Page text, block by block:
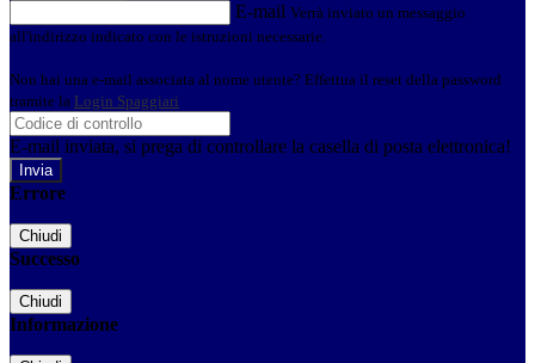
E-mail Verrà inviato un messaggio
all'indirizzo indicato con le istruzioni necessarie.
Non hai una e-mail associata al nome utente? Effettua il reset della password
tramite la Login Spaggiari
E-mail inviata, si prega di controllare la casella di posta elettronica!
Errore
Chiudi
Successo
Chiudi
Informazione